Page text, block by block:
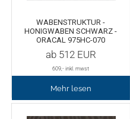
Oracal 6510
Schneidleisten
James & Nicholson
WABENSTRUKTUR -
HONIGWABEN SCHWARZ -
ORACAL 975HC-070
ab 512 EUR
609 ,- inkl. mwst
Mehr lesen